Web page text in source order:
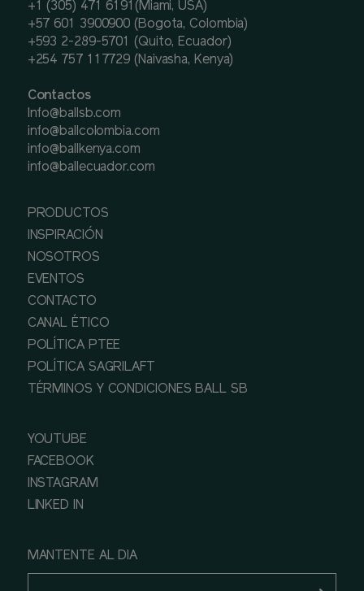
+1 (305) 471 6191(Miami, USA)
+57 601 3900900 (Bogota, Colombia)
+593 2-289-5701 (Quito, Ecuador)
+254 757 117729 (Naivasha, Kenya)
Contactos
Info@ballsb.com
info@ballcolombia.com
info@ballkenya.com
info@ballecuador.com
PRODUCTOS
INSPIRACIÓN
NOSOTROS
EVENTOS
CONTACTO
CANAL ÉTICO
POLÍTICA PTEE
POLÍTICA SAGRILAFT
TÉRMINOS Y CONDICIONES BALL SB
YOUTUBE
FACEBOOK
INSTAGRAM
LINKED IN
MANTENTE AL DIA